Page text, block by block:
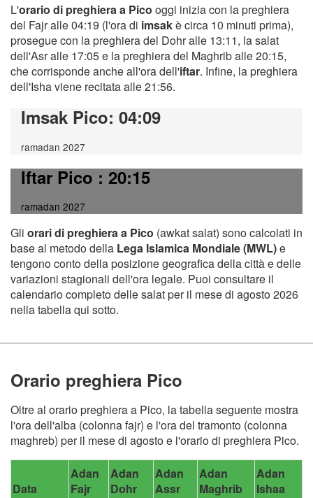
L'orario di preghiera a Pico oggi inizia con la preghiera
del Fajr alle 04:19 (l'ora di imsakè circa 10 minuti prima),
prosegue con la preghiera del Dohr alle 13:11, la salat
dell'Asr alle 17:05 e la preghiera del Maghrib alle 20:15,
che corrisponde anche all'ora dell'iftar. Infine, la preghiera
dell'Isha viene recitata alle 21:56.
Imsak Pico: 04:09
ramadan 2027
Iftar Pico: 20:15
ramadan 2027
Gli orari di preghiera a Pico (awkat salat) sono calcolati in
base al metodo della Lega Islamica Mondiale (MWL)e
tengono conto della posizione geografica della città e delle
variazioni stagionali dell'ora legale. Puoi consultare il
calendario completo delle salat per il mese di agosto 2026
nella tabella qui sotto.
Orario preghiera Pico
Oltre al orario preghiera a Pico, la tabella seguente mostra
l'ora dell'alba (colonna fajr) e l'ora del tramonto (colonna
maghreb) per il mese di agosto e l'orario di preghiera Pico.
Data
Adan
Fajr
Adan
Dohr
Adan
Assr
Adan
Maghrib
Adan
Ishaa